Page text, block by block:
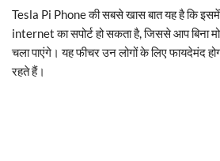
Tesla Pi Phone की सबसे खास बात यह है कि
internet का सपोर्ट हो सकता है, जिससे आप बिना
चला पाएंगे। यह फीचर उन लोगों के लिए फायदेमंद
रहते हैं।